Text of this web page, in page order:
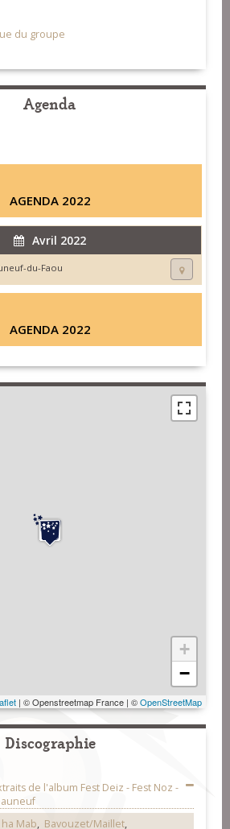
du groupe
Agenda
AGENDA 2022
Avril 2022
du-Faou
AGENDA 2022
+
−
| © Openstreetmap France | ©OpenStreetMap
Discographie
de l'album Fest Deiz - Fest Noz -
Mab, Bavouzet/Maillet,